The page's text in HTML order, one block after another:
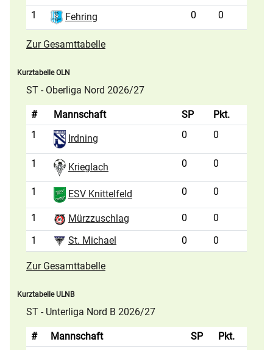
1
Fehring 0 0
Zur Gesamttabelle
Kurztabelle OLN
ST - Oberliga Nord 2026/27
# Mannschaft SP
Pkt.
1
Irdning 0 0
1 Krieglach 0 0
1 ESV Knittelfeld 0 0
1 Mürzzuschlag 0
0
1
St. Michael 0 0
Zur Gesamttabelle
Kurztabelle ULNB
ST - Unterliga Nord B 2026/27
# Mannschaft SP
Pkt.